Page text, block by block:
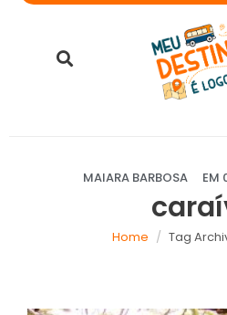
MAIARA BARBOSA EM
Home Tag